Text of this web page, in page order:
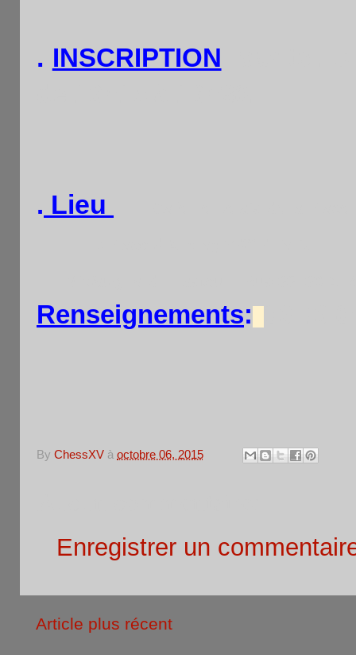
. INSCRIPTION
. Lieu
Renseignements:
By ChessXV à octobre 06, 2015
Enregistrer un
Article plus récent